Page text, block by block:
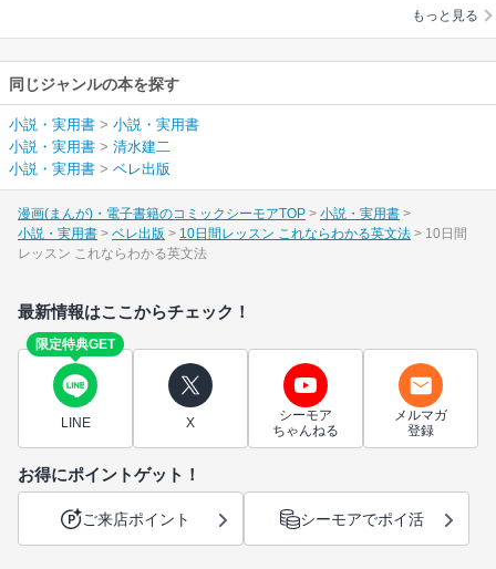
もっと見る
同じジャンルの本を探す
小説・実用書 > 小説・実用書
小説・実用書 > 清水建二
小説・実用書 > ベレ出版
漫画(まんが)・電子書籍のコミックシーモアTOP
小説・実用書
小説・実用書
ベレ出版 10日間レッスン これならわかる英文法
10日間
レッスン これならわかる英文法
最新情報はここからチェック！
限定特典GET
LINE X
シーモア
ちゃんねる
メルマガ
登録
お得にポイントゲット！
ご来店ポイント シーモアでポイ活